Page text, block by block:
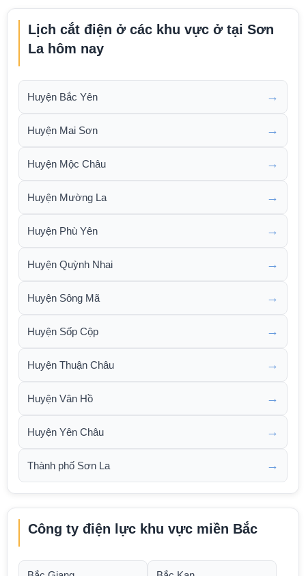
Lịch cắt điện ở các khu vực ở tại Sơn
La hôm nay
Huyện Bắc Yên →
Huyện Mai Sơn →
Huyện Mộc Châu →
Huyện Mường La →
Huyện Phù Yên →
Huyện Quỳnh Nhai →
Huyện Sông Mã →
Huyện Sốp Cộp →
Huyện Thuận Châu →
Huyện Vân Hồ →
Huyện Yên Châu →
Thành phố Sơn La →
Công ty điện lực khu vực miền Bắc